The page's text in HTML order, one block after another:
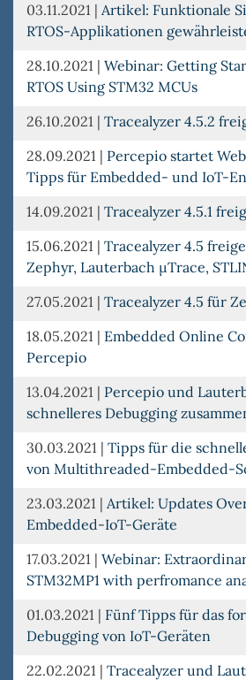
03.11.2021 | Artikel: Funktionale
RTOS-Applikationen
28.10.2021 | Webinar: Getting
RTOS Using STM32 MCUs
26.10.2021 | Tracealyzer 4.5.2
28.09.2021 | Percepio startet
Tipps für Embedded- und IoT-
14.09.2021 | Tracealyzer 4.5.1
15.06.2021 | Tracealyzer 4.5
Zephyr, Lauterbach µTrace,
27.05.2021 | Tracealyzer 4.5 für
18.05.2021 | Embedded Online
Percepio
13.04.2021 | Percepio und
schnelleres Debugging
30.03.2021 | Tipps für die
von Multithreaded-Embedded-
23.03.2021 | Artikel: Updates
Embedded-IoT-Geräte
17.03.2021 | Webinar:
STM32MP1 with perfromance
01.03.2021 | Fünf Tipps für das
Debugging von IoT-Geräten
22.02.2021 | Tracealyzer und